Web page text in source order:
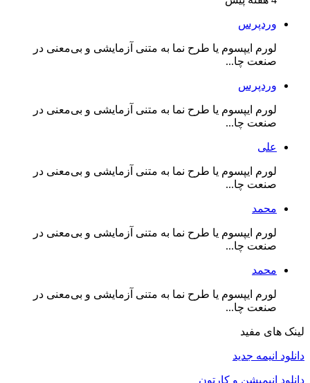
وردپرس
لورم ایپسوم یا طرح‌ نما به متنی آزمایشی و بی‌معنی در
صنعت چا...
وردپرس
لورم ایپسوم یا طرح‌ نما به متنی آزمایشی و بی‌معنی در
صنعت چا...
علی
لورم ایپسوم یا طرح‌ نما به متنی آزمایشی و بی‌معنی در
صنعت چا...
محمد
لورم ایپسوم یا طرح‌ نما به متنی آزمایشی و بی‌معنی در
صنعت چا...
محمد
لورم ایپسوم یا طرح‌ نما به متنی آزمایشی و بی‌معنی در
صنعت چا...
لینک های مفید
دانلود انیمه جدید
دانلود انیمیشن و کارتون